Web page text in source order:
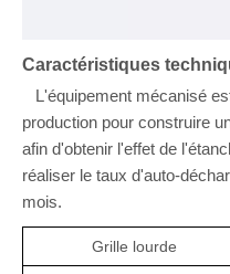
Caractéristiques
L'équipement mécanisé
production pour construire
afin d'obtenir l'effet de
réaliser le taux d'auto-
mois.
Grille lourde